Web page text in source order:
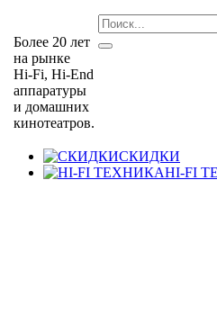
Более 20 лет
на рынке
Hi-Fi, Hi-End
аппаратуры
и домашних
кинотеатров.
СКИДКИ
HI-FI